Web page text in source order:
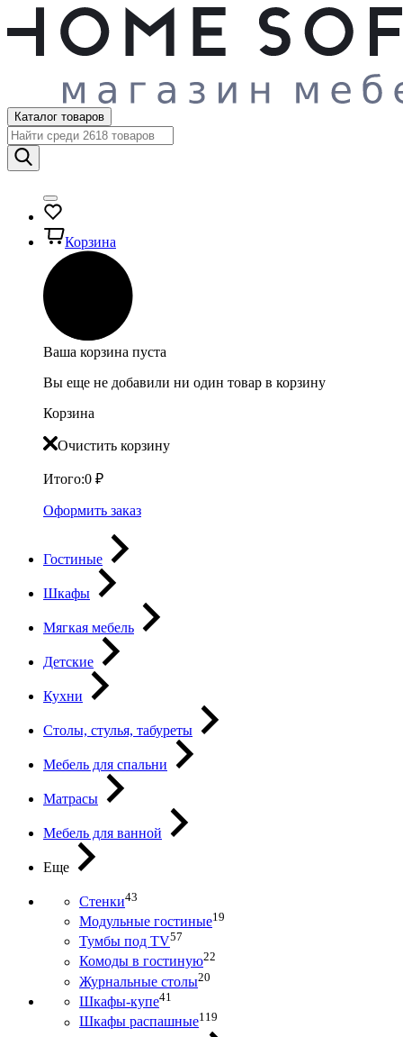
Каталог товаров
Корзина
Ваша корзина пуста
Вы еще не добавили ни один товар в корзину
Корзина
Очистить корзину
Итого:0 ₽
Оформить заказ
Гостиные
Шкафы
Мягкая мебель
Детские
Кухни
Столы, стулья, табуреты
Мебель для спальни
Матрасы
Мебель для ванной
Еще
Стенки43
Модульные гостиные19
Тумбы под ТV57
Комоды в гостиную22
Журнальные столы20
Шкафы-купе41
Шкафы распашные119